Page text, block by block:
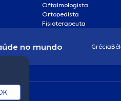
Oftalmologista
Ortopedista
Fisioterapeuta
no mundo Grécia